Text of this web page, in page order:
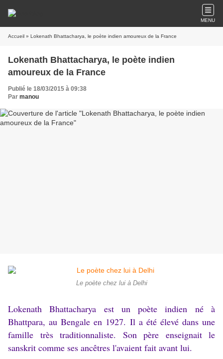
MENU
Accueil » Lokenath Bhattacharya, le poète indien amoureux de la France
Lokenath Bhattacharya, le poète indien
amoureux de la France
Publié le 18/03/2015 à 09:38
Par manou
Le poète chez lui à Delhi
Lokenath Bhattacharya est un poète indien né à
Bhattpara, au Bengale en 1927. Il a été élevé dans une
famille très traditionnaliste. Son père enseignait le
sanskrit comme ses ancêtres l'avaient fait avant lui.